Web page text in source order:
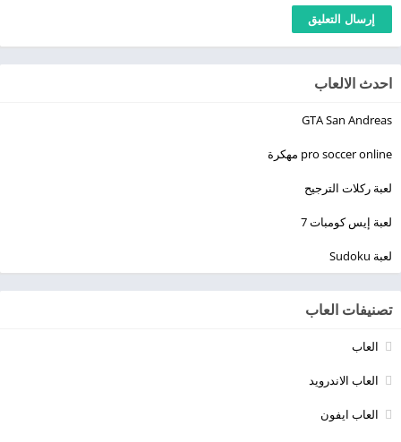
احدث الالعاب
GTA San Andreas
pro soccer online مهكرة
لعبة ركلات الترجيح
لعبة إيس كومبات 7
لعبة Sudoku
تصنيفات العاب
العاب
العاب الاندرويد
العاب ايفون